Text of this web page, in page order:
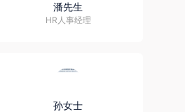
潘先生
HR人事经理
孙女士